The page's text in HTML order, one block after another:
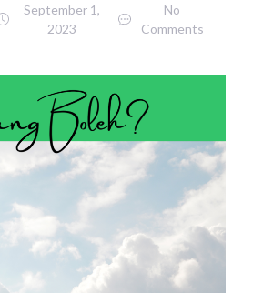
September 1,
2023
No
Comments